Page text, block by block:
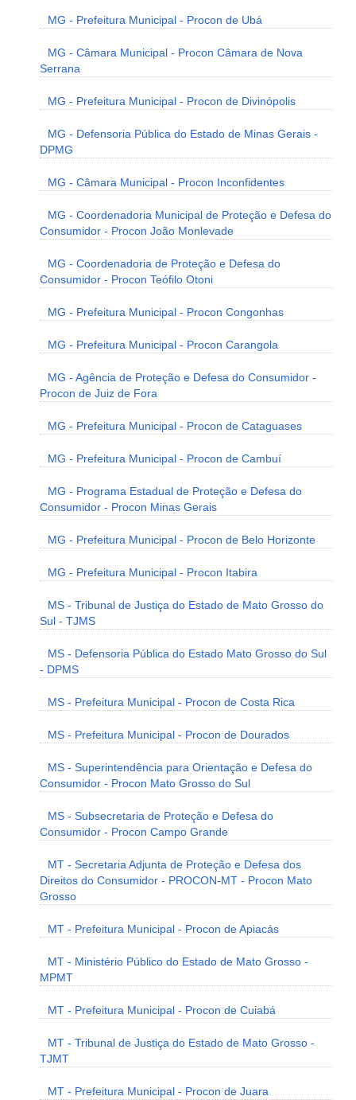
MG - Prefeitura Municipal - Procon de Ubá
MG - Câmara Municipal - Procon Câmara de Nova
Serrana
MG - Prefeitura Municipal - Procon de Divinópolis
MG - Defensoria Pública do Estado de Minas Gerais -
DPMG
MG - Câmara Municipal - Procon Inconfidentes
MG - Coordenadoria Municipal de Proteção e Defesa do
Consumidor - Procon João Monlevade
MG - Coordenadoria de Proteção e Defesa do
Consumidor - Procon Teófilo Otoni
MG - Prefeitura Municipal - Procon Congonhas
MG - Prefeitura Municipal - Procon Carangola
MG - Agência de Proteção e Defesa do Consumidor -
Procon de Juiz de Fora
MG - Prefeitura Municipal - Procon de Cataguases
MG - Prefeitura Municipal - Procon de Cambuí
MG - Programa Estadual de Proteção e Defesa do
Consumidor - Procon Minas Gerais
MG - Prefeitura Municipal - Procon de Belo Horizonte
MG - Prefeitura Municipal - Procon Itabira
MS - Tribunal de Justiça do Estado de Mato Grosso do
Sul - TJMS
MS - Defensoria Pública do Estado Mato Grosso do Sul
- DPMS
MS - Prefeitura Municipal - Procon de Costa Rica
MS - Prefeitura Municipal - Procon de Dourados
MS - Superintendência para Orientação e Defesa do
Consumidor - Procon Mato Grosso do Sul
MS - Subsecretaria de Proteção e Defesa do
Consumidor - Procon Campo Grande
MT - Secretaria Adjunta de Proteção e Defesa dos
Direitos do Consumidor - PROCON-MT - Procon Mato
Grosso
MT - Prefeitura Municipal - Procon de Apiacás
MT - Ministério Público do Estado de Mato Grosso -
MPMT
MT - Prefeitura Municipal - Procon de Cuiabá
MT - Tribunal de Justiça do Estado de Mato Grosso -
TJMT
MT - Prefeitura Municipal - Procon de Juara